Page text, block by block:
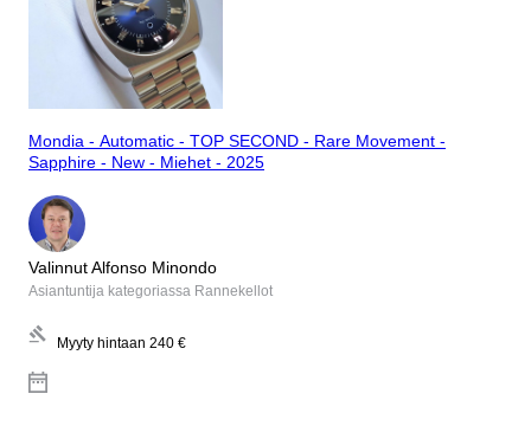
Mondia - Automatic - TOP SECOND - Rare Movement -
Sapphire - New - Miehet - 2025
Valinnut Alfonso Minondo
Asiantuntija kategoriassa Rannekellot
Myyty hintaan 240 €